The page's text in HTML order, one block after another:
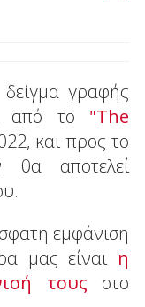
γραφής
από το "The
και προς το
θα αποτελεί
εμφάνιση
μας είναι η
τους στο